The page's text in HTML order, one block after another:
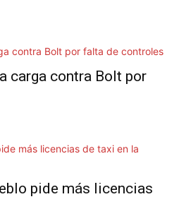
carga contra Bolt por
pide más licencias